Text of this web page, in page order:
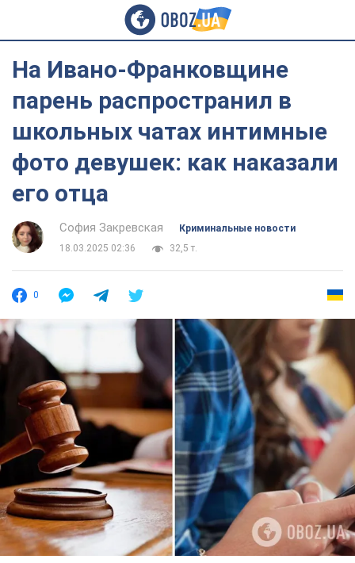
На Ивано-Франковщине
парень распространил в
школьных чатах интимные
фото девушек: как наказали
его отца
София Закревская
Криминальные новости
18.03.2025 02:36
32,5 т.
0